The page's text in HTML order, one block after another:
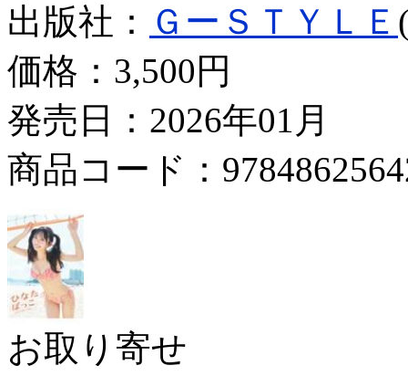
出版社： ＧーＳＴＹＬＥ
価格： 3,500円
発売日：2026年01月
商品コード：
お取り寄せ